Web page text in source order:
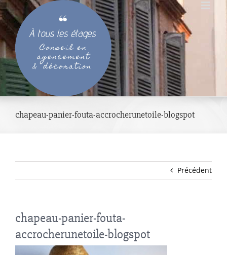
Passer
au
contenu
chapeau-panier-fouta-accrocherunetoile-blogspot
Précédent
chapeau-panier-fouta-
accrocherunetoile-blogspot